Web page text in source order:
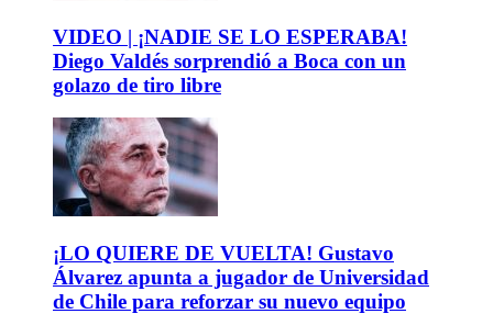
VIDEO | ¡NADIE SE LO ESPERABA!
Diego Valdés sorprendió a Boca con un
golazo de tiro libre
¡LO QUIERE DE VUELTA! Gustavo
Álvarez apunta a jugador de Universidad
de Chile para reforzar su nuevo equipo